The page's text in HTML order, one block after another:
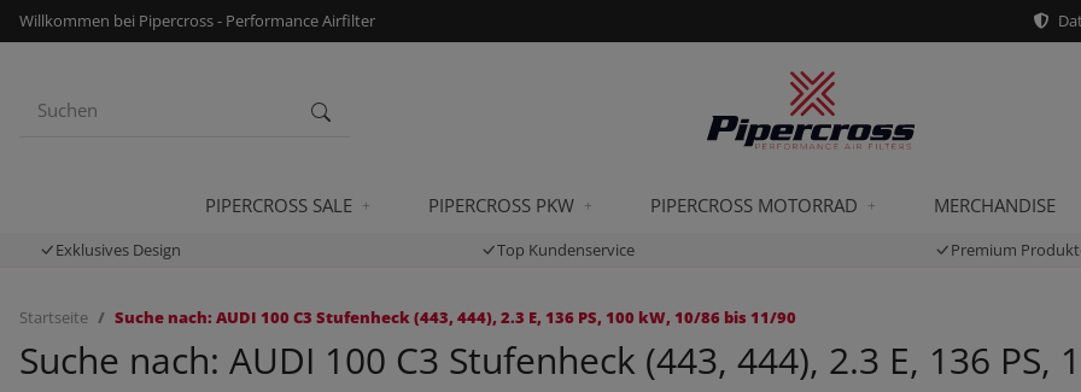
Willkommen bei Pipercross - Performance Airfilter
PIPERCROSS SALE PIPERCROSS PKW PIPERCROSS MOTORRAD MERCHANDISE
Exklusives Design Top Kundenservice Premium
Startseite Suche nach: AUDI 100 C3 Stufenheck (443, 444), 2.3 E, 136 PS, 100 kW, 10/86 bis 11/90
Suche nach: AUDI 100 C3 Stufenheck (443, 444), 2.3 E, 136 PS,